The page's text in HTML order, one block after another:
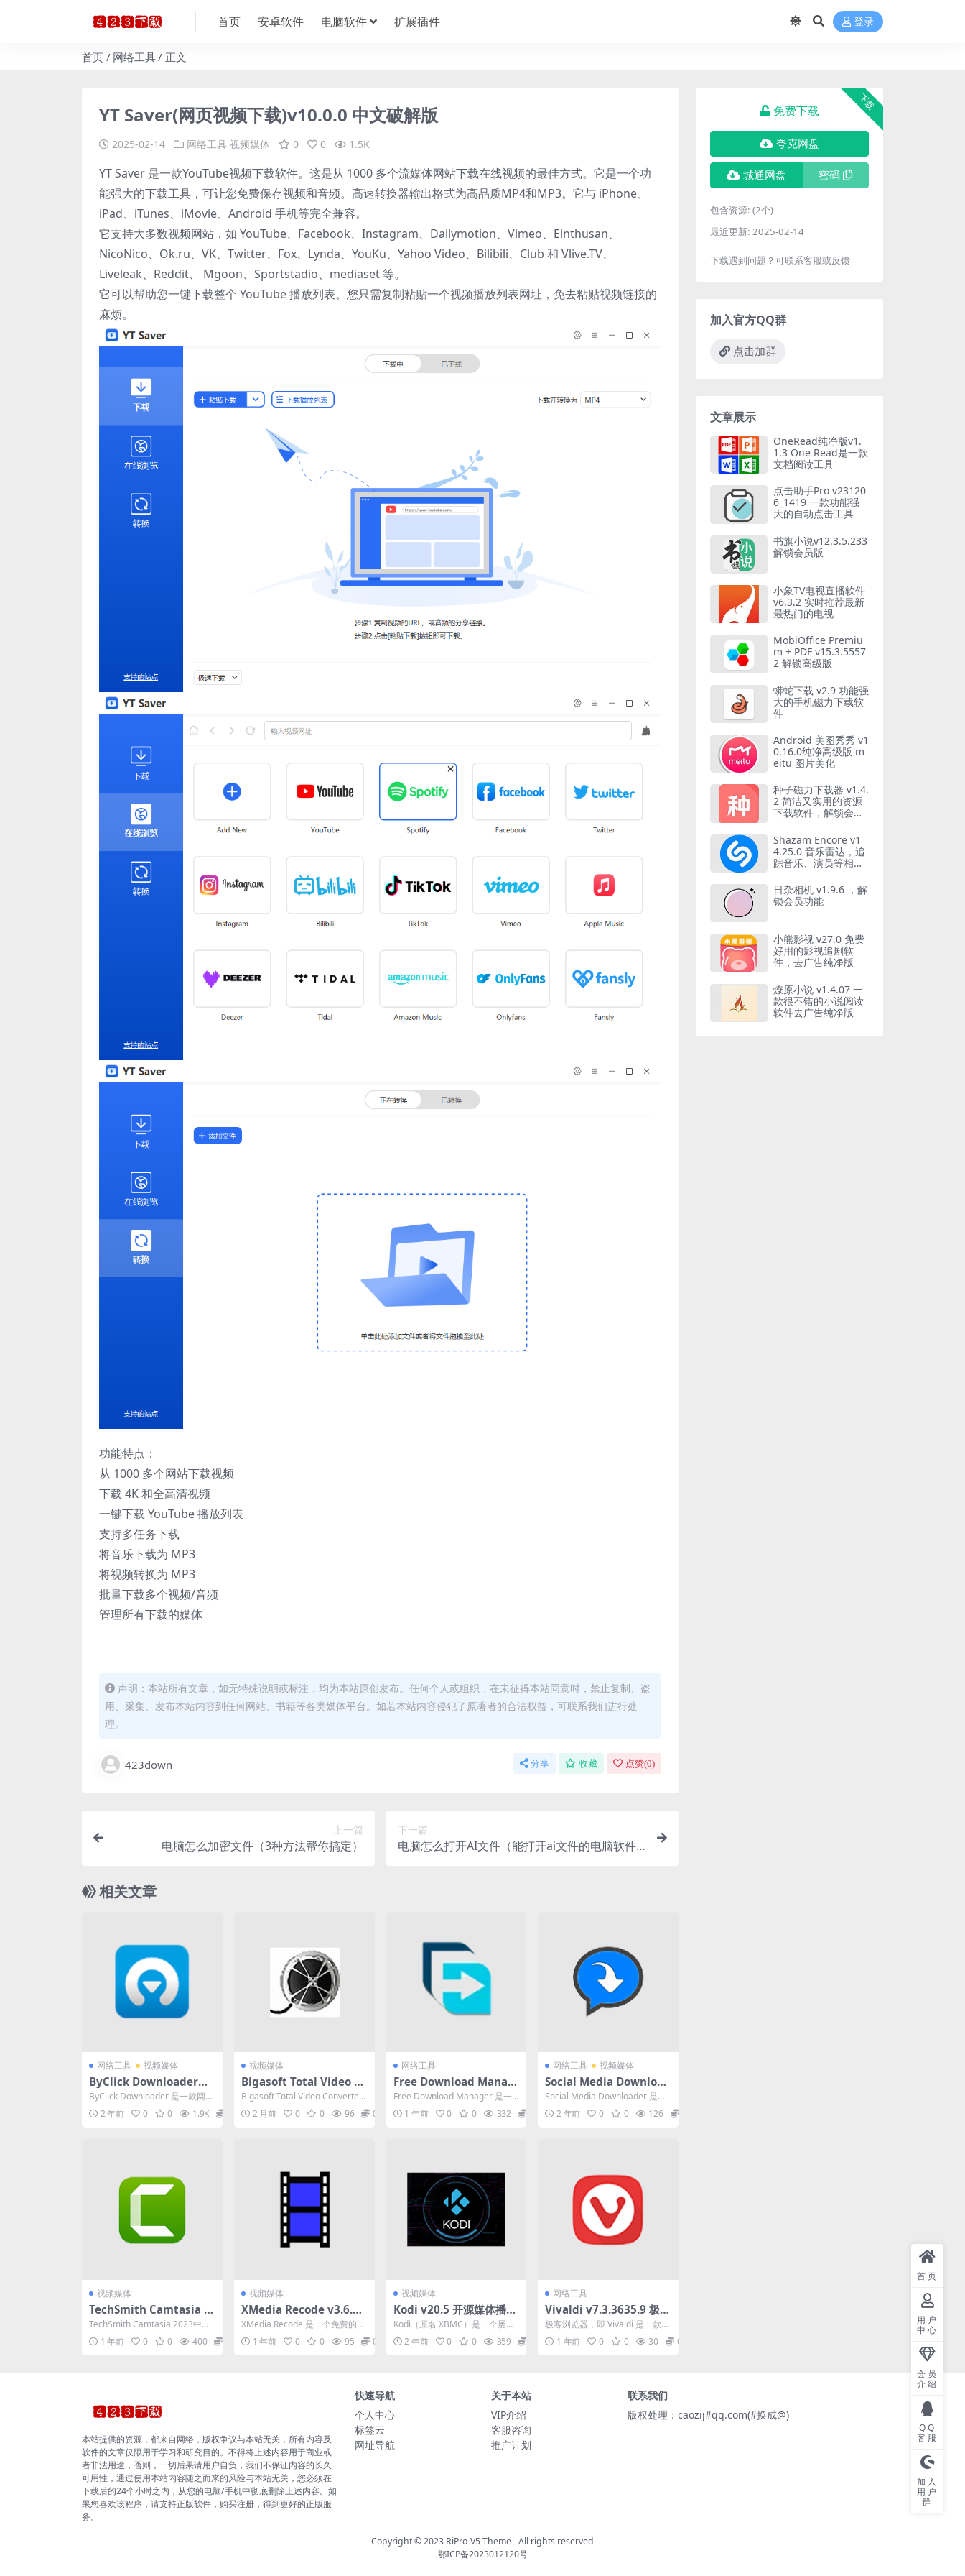
首页 安卓软件 电脑软件 扩展插件 登录
首页 网络工具 正文
YT Saver(网页视频下载)v10.0.0 中文破解版
2025-02-14 网络工具 视频媒体 0 0 1.5K
YT Saver 是一款YouTube视频下载软件。这是从 1000 多个流媒体网站下载在线视频的最佳方式。它是一个功
能强大的下载工具，可让您免费保存视频和音频。高速转换器输出格式为高品质MP4和MP3。它与 iPhone、
iPad、iTunes、iMovie、Android 手机等完全兼容。
它支持大多数视频网站，如 YouTube、Facebook、Instagram、Dailymotion、Vimeo、Einthusan、
NicoNico、Ok.ru、VK、Twitter、Fox、Lynda、YouKu、Yahoo Video、Bilibili、Club 和 Vlive.TV、
Liveleak、Reddit、 Mgoon、Sportstadio、mediaset 等。
它可以帮助您一键下载整个 YouTube 播放列表。您只需复制粘贴一个视频播放列表网址，免去粘贴视频链接的
麻烦。
功能特点：
从 1000 多个网站下载视频
下载 4K 和全高清视频
一键下载 YouTube 播放列表
支持多任务下载
将音乐下载为 MP3
将视频转换为 MP3
批量下载多个视频/音频
管理所有下载的媒体
声明：本站所有文章，如无特殊说明或标注，均为本站原创发布。任何个人或组织，在未征得本站同意时，禁止复制、盗
用、采集、发布本站内容到任何网站、书籍等各类媒体平台。如若本站内容侵犯了原著者的合法权益，可联系我们进行处
理。
423down 分享 收藏 点赞(0)
上一篇
电脑怎么加密文件（3种方法帮你搞定）
下一篇
电脑怎么打开AI文件（能打开ai文件的电脑软件
相关文章
网络工具 视频媒体
ByClick Downloader
(网页视频下载) v2.4.16
中文破解便携式版
ByClick Downloader 是一款网页
视频下载软件。您可以从 YouT...
2 年前 0 0 1.9K
视频媒体
Bigasoft Total Video C
onverter (视频转换器) v
6.6.2.9498 中文破解便携
式版
Bigasoft Total Video Converter
是 Bigasof...
2 月前 0 0 96 0
网络工具
Free Download Manag
er(下载软件)v6.26.1.617
7中文免费版
Free Download Manager 是一
个结合了下载管理器和离线浏览
器属...1 年前 0 0 332
网络工具 视频媒体
Social Media Download
er（网页视频下载）v7.3.
9 英文破解版
Social Media Downloader 是一
款网页视频下载软件。该软件
具...2 年前 0 0 126
视频媒体
TechSmith Camtasia v
25.0.1.8344 一款屏幕录
像软件及视频编辑软件
TechSmith Camtasia 2023中文
破解版是一款屏幕录像软件及视
频...1 年前 0 0 400
视频媒体
XMedia Recode v3.6.0.
9 一个免费的视频转换器
XMedia Recode 是一个免费的视
频转换器。XMedia Recode ...
1 年前 0 0 95 0
视频媒体
Kodi v20.5 开源媒体播放
器
Kodi（原名 XBMC）是一个屡获
殊荣的免费和开源（GPL） 软件
媒体播放器和...
2 年前 0 0 359
网络工具
Vivaldi v7.3.3635.9 极客
浏览器跨平台免费浏览器
极客浏览器，即 Vivaldi 是一款由
美国维瓦尔第软件科技公司采用
谷歌 Chr...
1 年前 0 0 30 0
下载
免费下载
夸克网盘
城通网盘 密码
包含资源: (2个)
最近更新: 2025-02-14
下载遇到问题？可联系客服或反馈
加入官方QQ群
点击加群
文章展示
OneRead纯净版v1.
1.3 One Read是一款
文档阅读工具
点击助手Pro v23120
6_1419 一款功能强
大的自动点击工具
书旗小说v12.3.5.233
解锁会员版
小象TV电视直播软件
v6.3.2 实时推荐最新
最热门的电视
MobiOffice Premiu
m + PDF v15.3.5557
2 解锁高级版
蟒蛇下载 v2.9 功能强
大的手机磁力下载软
件
Android 美图秀秀 v1
0.16.0纯净高级版 m
eitu 图片美化
种子磁力下载器 v1.4.
2 简洁又实用的资源
下载软件，解锁会员
Shazam Encore v1
4.25.0 音乐雷达，追
踪音乐、演员等相关
日杂相机 v1.9.6 ，解
锁会员功能
小熊影视 v27.0 免费
好用的影视追剧软
件，去广告纯净版
燎原小说 v1.4.07 一
款很不错的小说阅读
软件去广告纯净版
本站提供的资源，都来自网络，版权争议与本站无关，所有内容及
软件的文章仅限用于学习和研究目的。不得将上述内容用于商业或
者非法用途，否则，一切后果请用户自负，我们不保证内容的长久
可用性，通过使用本站内容随之而来的风险与本站无关，您必须在
下载后的24个小时之内，从您的电脑/手机中彻底删除上述内容。如
果您喜欢该程序，请支持正版软件，购买注册，得到更好的正版服
务。
快速导航
个人中心
标签云
网址导航
关于本站
VIP介绍
客服咨询
推广计划
联系我们
版权处理：caozij#qq.com(#换成@)
Copyright © 2023 RiPro-V5 Theme- All rights reserved
鄂ICP备2023012120号
首页
用户
中心
会员
介绍
QQ
客服
加入
用户
群